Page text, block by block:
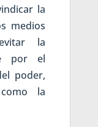
la
medios
la
por el
poder,
la